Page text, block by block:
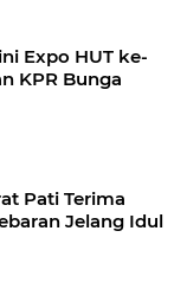
Expo HUT ke-
KPR Bunga
Pati Terima
Jelang Idul